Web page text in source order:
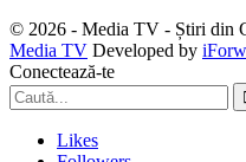
© 2026 - Media TV - Știri din
Media TV Developed by
Conectează-te
Likes